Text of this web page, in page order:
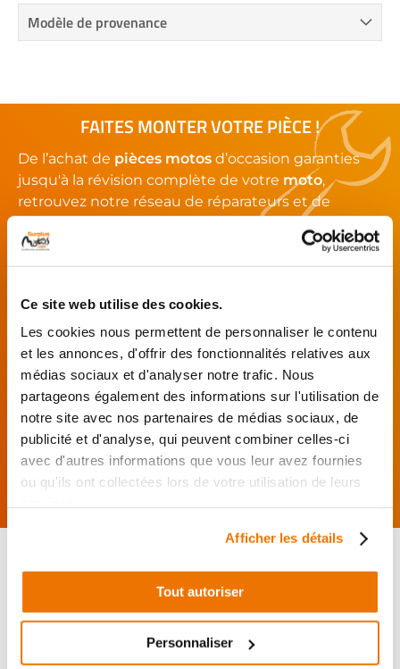
Ce site web utilise des cookies.
Les cookies nous permettent de personnaliser le contenu
et les annonces, d'offrir des fonctionnalités relatives aux
médias sociaux et d'analyser notre trafic. Nous
partageons également des informations sur l'utilisation de
notre site avec nos partenaires de médias sociaux, de
publicité et d'analyse, qui peuvent combiner celles-ci
avec d'autres informations que vous leur avez fournies
ou qu'ils ont collectées lors de votre utilisation de leurs
Afficher les détails
Tout autoriser
Personnaliser
Modèle de provenance
FAITES MONTER VOTRE PIÈCE !
De l’achat de pièces motos d’occasion garanties
jusqu'à la révision complète de votre moto,
retrouvez notre réseau de réparateurs et de
commande
directement auprès
du réparateur.
Mes pièces sont livrées et
montées chez le partenaire.
Rechercher par...